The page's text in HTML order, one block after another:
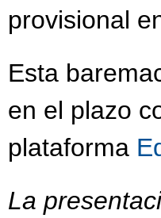
provisional
Esta
en el plazo
plataforma
La